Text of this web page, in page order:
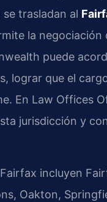
trasladan al
la negociación
puede
lograr que el
En Law Offices
jurisdicción y
incluyen
Oakton,